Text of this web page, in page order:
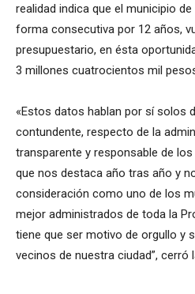
realidad indica que el municipio
forma consecutiva por 12 años,
presupuestario, en ésta
3 millones cuatrocientos mil
«Estos datos hablan por sí solos
contundente, respecto de la
transparente y responsable de
que nos destaca año tras año y
consideración como uno de los
mejor administrados de toda la
tiene que ser motivo de orgullo y
vecinos de nuestra ciudad”, cerró